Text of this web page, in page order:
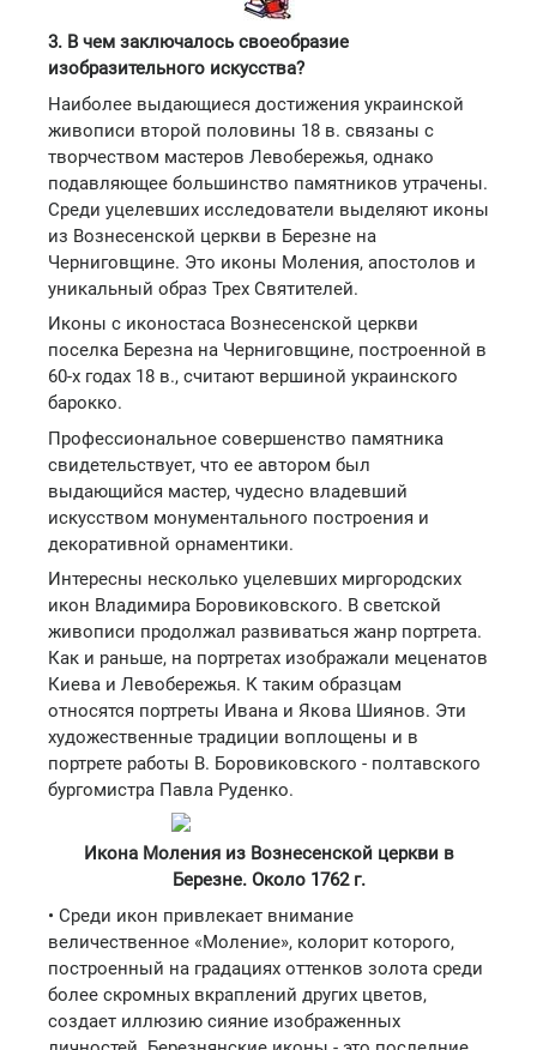
3. В чем заключалось своеобразие
изобразительного искусства?
Наиболее выдающиеся достижения украинской
живописи второй половины 18 в. связаны с
творчеством мастеров Левобережья, однако
подавляющее большинство памятников утрачены.
Среди уцелевших исследователи выделяют иконы
из Вознесенской церкви в Березне на
Черниговщине. Это иконы Моления, апостолов и
уникальный образ Трех Святителей.
Иконы с иконостаса Вознесенской церкви
поселка Березна на Черниговщине, построенной в
60-х годах 18 в., считают вершиной украинского
барокко.
Профессиональное совершенство памятника
свидетельствует, что ее автором был
выдающийся мастер, чудесно владевший
искусством монументального построения и
декоративной орнаментики.
Интересны несколько уцелевших миргородских
икон Владимира Боровиковского. В светской
живописи продолжал развиваться жанр портрета.
Как и раньше, на портретах изображали меценатов
Киева и Левобережья. К таким образцам
относятся портреты Ивана и Якова Шиянов. Эти
художественные традиции воплощены и в
портрете работы В. Боровиковского - полтавского
бургомистра Павла Руденко.
Икона Моления из Вознесенской церкви в
Березне. Около 1762 г.
• Среди икон привлекает внимание
величественное «Моление», колорит которого,
построенный на градациях оттенков золота среди
более скромных вкраплений других цветов,
создает иллюзию сияние изображенных